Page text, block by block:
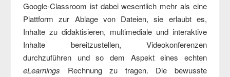
Google-Classroom ist dabei wesentlich mehr als eine
Plattform zur Ablage von Dateien, sie erlaubt es,
Inhalte zu didaktisieren, multimediale und interaktive
Inhalte bereitzustellen, Videokonferenzen
durchzuführen und so dem Aspekt eines echten
eLearnings Rechnung zu tragen. Die bewusste